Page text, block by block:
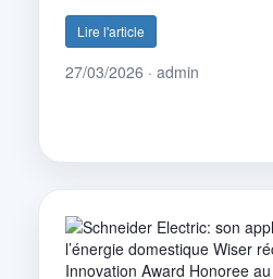
Lire l'article
27/03/2026 · admin